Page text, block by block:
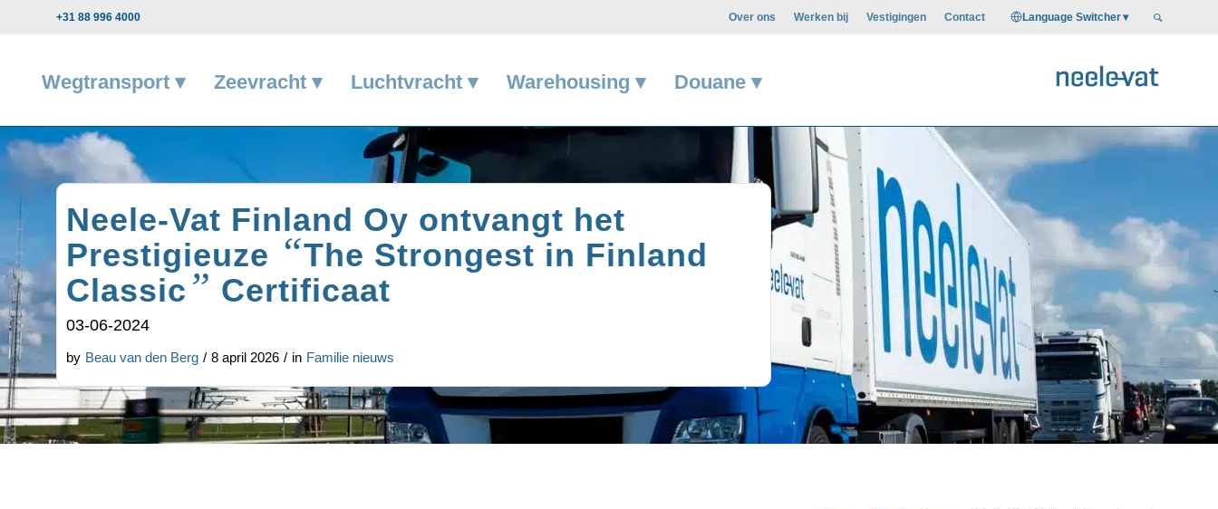
Over ons Werken bij Vestigingen Contact Language Switcher
+31 88 996 4000
Wegtransport ▾ Zeevracht ▾ Luchtvracht ▾ Warehousing ▾ Douane ▾
Neele-Vat Finland Oy ontvangt het
Prestigieuze “The Strongest in Finland
Classic ” Certificaat
03-06-2024
by Beau van den Berg / 8 april 2026 / in Familie nieuws